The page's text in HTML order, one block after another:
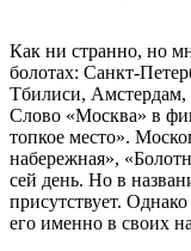
Как ни странно, но
болотах: Санкт-
Тбилиси,
Слово «Москва» в
топкое место».
набережная»,
сей день. Но в
присутствует.
его именно в своих